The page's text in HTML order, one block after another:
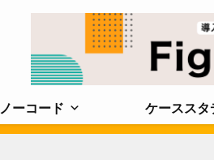
ノーコード ケーススタ